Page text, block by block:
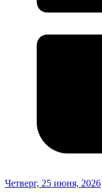
Четверг, 25 июня, 2026